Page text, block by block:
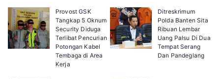
Provost GSK
Tangkap 5 Oknum
Security Diduga
Terlibat Pencurian
Potongan Kabel
Tembaga di Area
Kerja
Ditreskrimum
Polda Banten Sita
Ribuan Lembar
Uang Palsu Di Dua
Tempat Serang
Dan Pandeglang